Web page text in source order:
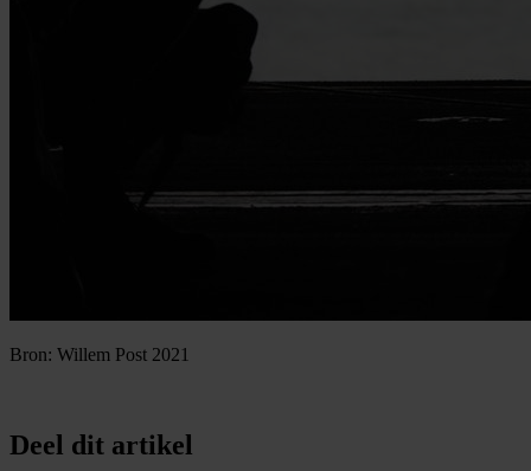
Bron: Willem Post 2021
Deel dit artikel